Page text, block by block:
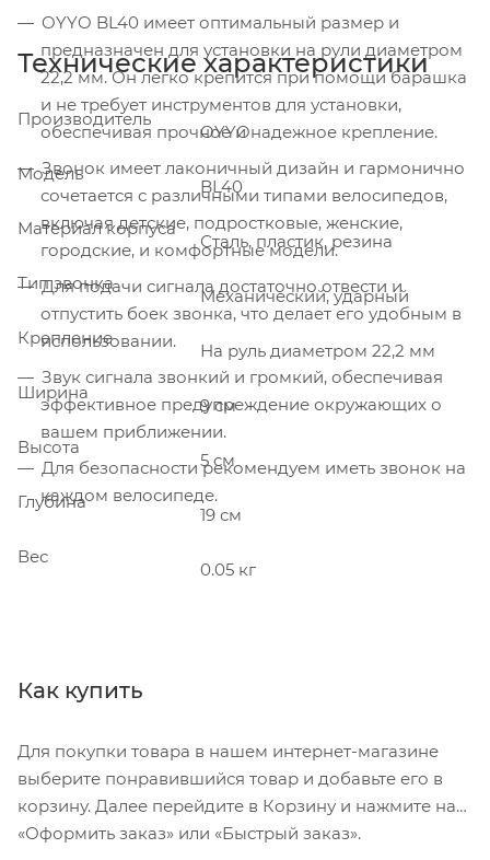
OYYO BL40 имеет оптимальный размер и
предназначен для установки на рули диаметром
22,2 мм. Он легко крепится при помощи барашка
и не требует инструментов для установки,
обеспечивая прочное и надежное крепление.
Звонок имеет лаконичный дизайн и гармонично
сочетается с различными типами велосипедов,
включая детские, подростковые, женские,
городские, и комфортные модели.
Для подачи сигнала достаточно отвести и
отпустить боек звонка, что делает его удобным в
использовании.
Звук сигнала звонкий и громкий, обеспечивая
эффективное предупреждение окружающих о
вашем приближении.
Для безопасности рекомендуем иметь звонок на
каждом велосипеде.
Технические характеристики
Производитель
OYYO
Модель
BL40
Материал корпуса
Сталь, пластик, резина
Тип звонка
Механический, ударный
Крепление
На руль диаметром 22,2 мм
Ширина
9 см
Высота
5 см
Глубина
19 см
Вес
0.05 кг
Как купить
Для покупки товара в нашем интернет-магазине
выберите понравившийся товар и добавьте его в
корзину. Далее перейдите в Корзину и нажмите на
«Оформить заказ» или «Быстрый заказ».